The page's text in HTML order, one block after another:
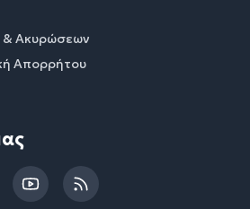
& Ακυρώσεων
Απορρήτου
YouTubeRSS